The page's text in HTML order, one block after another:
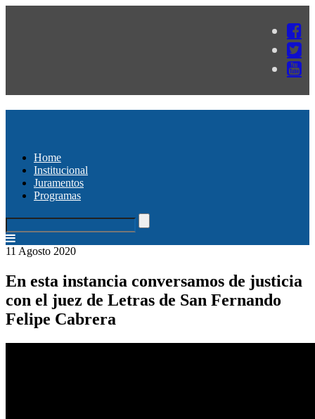
Home
Institucional
Juramentos
Programas
11 Agosto 2020
En esta instancia conversamos de justicia
con el juez de Letras de San Fernando
Felipe Cabrera